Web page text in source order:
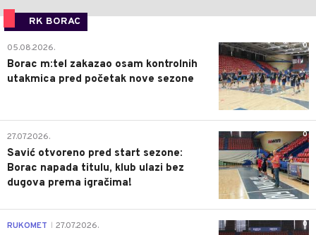
RK BORAC
0
05.08.2026.
Borac m:tel zakazao osam kontrolnih
utakmica pred početak nove sezone
0
27.07.2026.
Savić otvoreno pred start sezone:
Borac napada titulu, klub ulazi bez
dugova prema igračima!
0
RUKOMET 27.07.2026.